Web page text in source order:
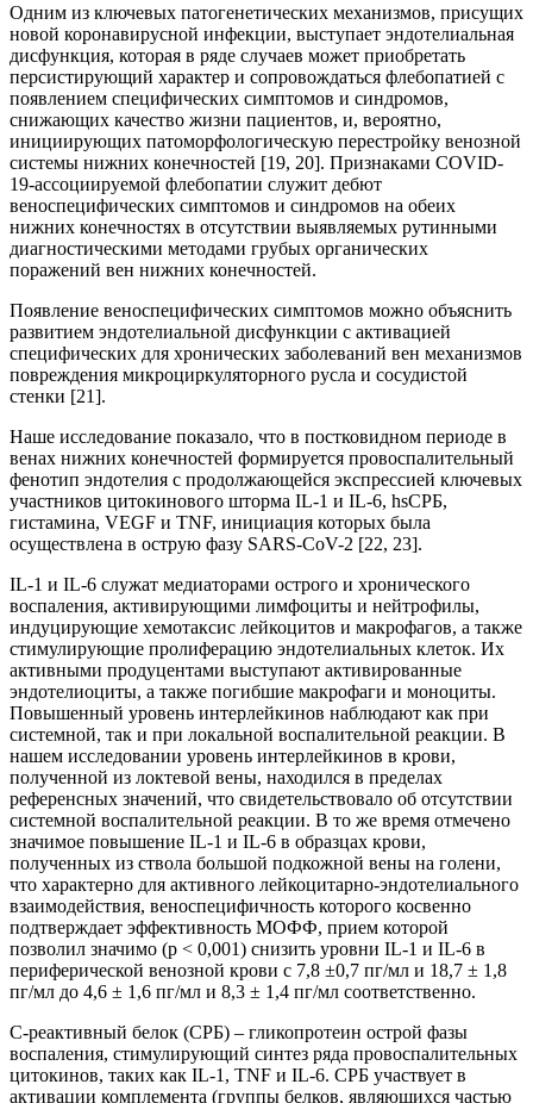
Одним из ключевых патогенетических механизмов, присущих
новой коронавирусной инфекции, выступает эндотелиальная
дисфункция, которая в ряде случаев может приобретать
персистирующий характер и сопровождаться флебопатией с
появлением специфических симптомов и синдромов,
снижающих качество жизни пациентов, и, вероятно,
инициирующих патоморфологическую перестройку венозной
системы нижних конечностей [19, 20]. Признаками COVID-
19-ассоциируемой флебопатии служит дебют
веноспецифических симптомов и синдромов на обеих
нижних конечностях в отсутствии выявляемых рутинными
диагностическими методами грубых органических
поражений вен нижних конечностей.
Появление веноспецифических симптомов можно объяснить
развитием эндотелиальной дисфункции с активацией
специфических для хронических заболеваний вен механизмов
повреждения микроциркуляторного русла и сосудистой
стенки [21].
Наше исследование показало, что в постковидном периоде в
венах нижних конечностей формируется провоспалительный
фенотип эндотелия с продолжающейся экспрессией ключевых
участников цитокинового шторма IL-1 и IL-6, hsСРБ,
гистамина, VEGF и TNF, инициация которых была
осуществлена в острую фазу SARS-CoV-2 [22, 23].
IL-1 и IL-6 служат медиаторами острого и хронического
воспаления, активирующими лимфоциты и нейтрофилы,
индуцирующие хемотаксис лейкоцитов и макрофагов, а также
стимулирующие пролиферацию эндотелиальных клеток. Их
активными продуцентами выступают активированные
эндотелиоциты, а также погибшие макрофаги и моноциты.
Повышенный уровень интерлейкинов наблюдают как при
системной, так и при локальной воспалительной реакции. В
нашем исследовании уровень интерлейкинов в крови,
полученной из локтевой вены, находился в пределах
референсных значений, что свидетельствовало об отсутствии
системной воспалительной реакции. В то же время отмечено
значимое повышение IL-1 и IL-6 в образцах крови,
полученных из ствола большой подкожной вены на голени,
что характерно для активного лейкоцитарно-эндотелиального
взаимодействия, веноспецифичность которого косвенно
подтверждает эффективность МОФФ, прием которой
позволил значимо (p < 0,001) снизить уровни IL-1 и IL-6 в
периферической венозной крови с 7,8 ±0,7 пг/мл и 18,7 ± 1,8
пг/мл до 4,6 ± 1,6 пг/мл и 8,3 ± 1,4 пг/мл соответственно.
C-реактивный белок (СРБ) – гликопротеин острой фазы
воспаления, стимулирующий синтез ряда провоспалительных
цитокинов, таких как IL-1, TNF и IL-6. СРБ участвует в
активации комплемента (группы белков, являющихся частью